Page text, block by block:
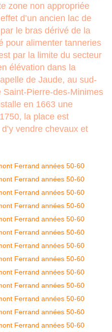
zone non appropriée
d’un ancien lac de
le bras dérivé de la
pour alimenter tanneries
par la limite du secteur
élévation dans la
de Jaude, au sud-
Saint-Pierre-des-Minimes
en 1663 une
la place est
vendre chevaux et